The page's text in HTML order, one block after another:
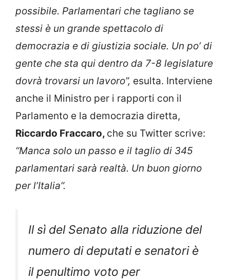
possibile. Parlamentari che tagliano se
stessi è un grande spettacolo di
democrazia e di giustizia sociale. Un po’ di
gente che sta qui dentro da 7-8 legislature
dovrà trovarsi un lavoro”, esulta. Interviene
anche il Ministro per i rapporti con il
Parlamento e la democrazia diretta,
Riccardo Fraccaro, che su Twitter scrive:
“Manca solo un passo e il taglio di 345
parlamentari sarà realtà. Un buon giorno
per l’Italia”.
Il sì del Senato alla riduzione del
numero di deputati e senatori è
il penultimo voto per